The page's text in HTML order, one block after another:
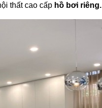
thất cao cấp hồ bơi riêng.